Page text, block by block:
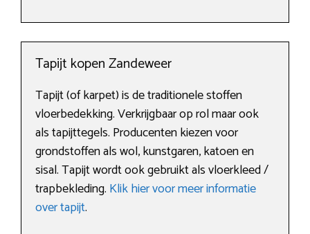
Tapijt kopen Zandeweer
Tapijt (of karpet) is de traditionele stoffen
vloerbedekking. Verkrijgbaar op rol maar ook
als tapijttegels. Producenten kiezen voor
grondstoffen als wol, kunstgaren, katoen en
sisal. Tapijt wordt ook gebruikt als vloerkleed /
trapbekleding. Klik hier voor meer informatie
over tapijt.